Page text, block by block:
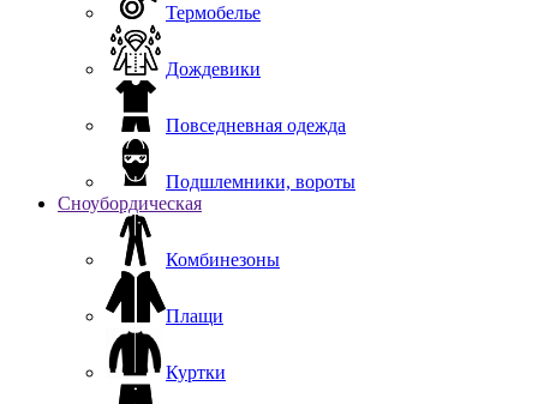
Термобелье
Дождевики
Повседневная одежда
Подшлемники, вороты
Сноубордическая
Комбинезоны
Плащи
Куртки